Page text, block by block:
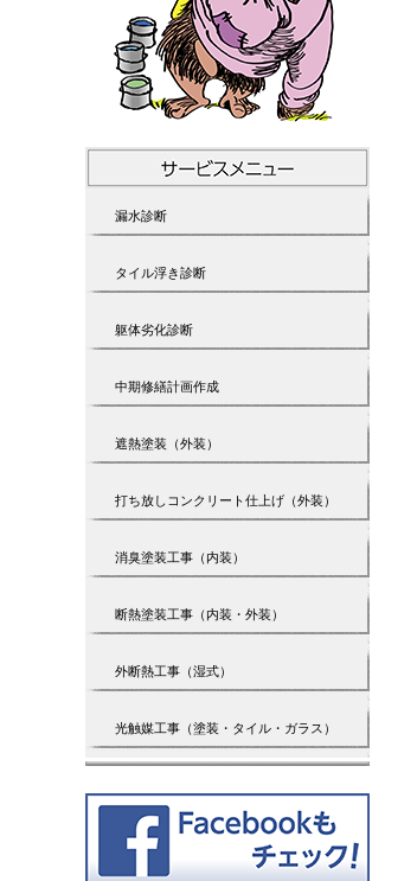
漏水診断
タイル浮き診断
躯体劣化診断
中期修繕計画作成
遮熱塗装（外装）
打ち放しコンクリート仕上げ（外装）
消臭塗装工事（内装）
断熱塗装工事（内装・外装）
外断熱工事（湿式）
光触媒工事（塗装・タイル・ガラス）